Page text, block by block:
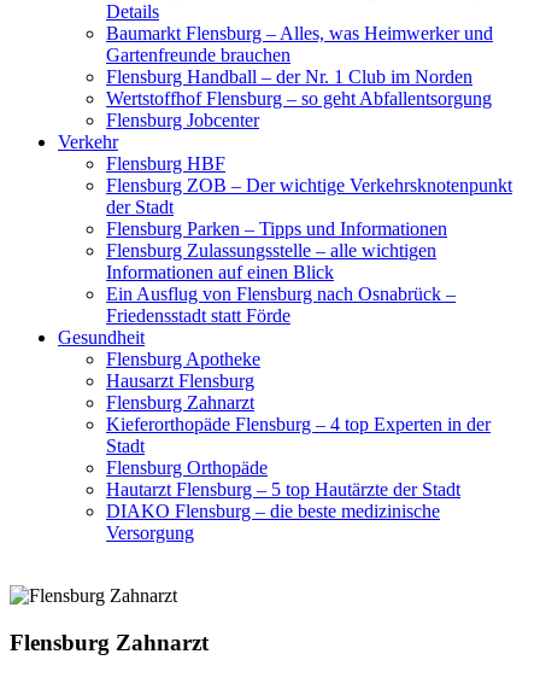
Details
Baumarkt Flensburg – Alles, was Heimwerker und
Gartenfreunde brauchen
Flensburg Handball – der Nr. 1 Club im Norden
Wertstoffhof Flensburg – so geht Abfallentsorgung
Flensburg Jobcenter
Verkehr
Flensburg HBF
Flensburg ZOB – Der wichtige Verkehrsknotenpunkt
der Stadt
Flensburg Parken – Tipps und Informationen
Flensburg Zulassungsstelle – alle wichtigen
Informationen auf einen Blick
Ein Ausflug von Flensburg nach Osnabrück –
Friedensstadt statt Förde
Gesundheit
Flensburg Apotheke
Hausarzt Flensburg
Flensburg Zahnarzt
Kieferorthopäde Flensburg – 4 top Experten in der
Stadt
Flensburg Orthopäde
Hautarzt Flensburg – 5 top Hautärzte der Stadt
DIAKO Flensburg – die beste medizinische
Versorgung
Flensburg Zahnarzt